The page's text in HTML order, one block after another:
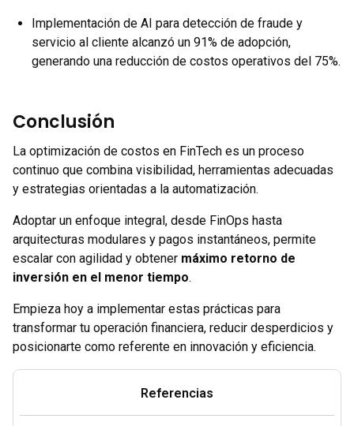
Implementación de AI para detección de fraude y
servicio al cliente alcanzó un 91% de adopción,
generando una reducción de costos operativos del 75%.
Conclusión
La optimización de costos en FinTech es un proceso
continuo que combina visibilidad, herramientas adecuadas
y estrategias orientadas a la automatización.
Adoptar un enfoque integral, desde FinOps hasta
arquitecturas modulares y pagos instantáneos, permite
escalar con agilidad y obtener máximo retorno de
inversión en el menor tiempo.
Empieza hoy a implementar estas prácticas para
transformar tu operación financiera, reducir desperdicios y
posicionarte como referente en innovación y eficiencia.
Referencias